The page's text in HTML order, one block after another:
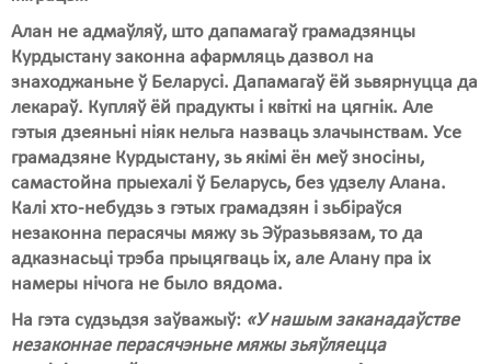
Алан не адмаўляў, што дапамагаў грамадзянцы
Курдыстану законна афармляць дазвол на
знаходжаньне ў Беларусі. Дапамагаў ёй зьвярнуцца да
лекараў. Купляў ёй прадукты і квіткі на цягнік. Але
гэтыя дзеяньні ніяк нельга назваць злачынствам. Усе
грамадзяне Курдыстану, зь якімі ён меў зносіны,
самастойна прыехалі ў Беларусь, без удзелу Алана.
Калі хто-небудзь з гэтых грамадзян і зьбіраўся
незаконна перасячы мяжу зь Эўразьвязам, то да
адказнасьці трэба прыцягваць іх, але Алану пра іх
намеры нічога не было вядома.
На гэта судзьдзя заўважыў: «У нашым заканадаўстве
незаконнае перасячэньне мяжы зьяўляецца